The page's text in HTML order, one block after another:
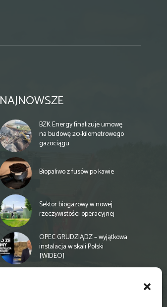
NAJNOWSZE
BZK Energy finalizuje umowę
na budowę 20-kilometrowego
gazociągu
Biopaliwo z fusów po kawie
Sektor biogazowy w nowej
rzeczywistości operacyjnej
OPEC GRUDZIĄDZ – wyjątkowa
instalacja w skali Polski
[WIDEO]